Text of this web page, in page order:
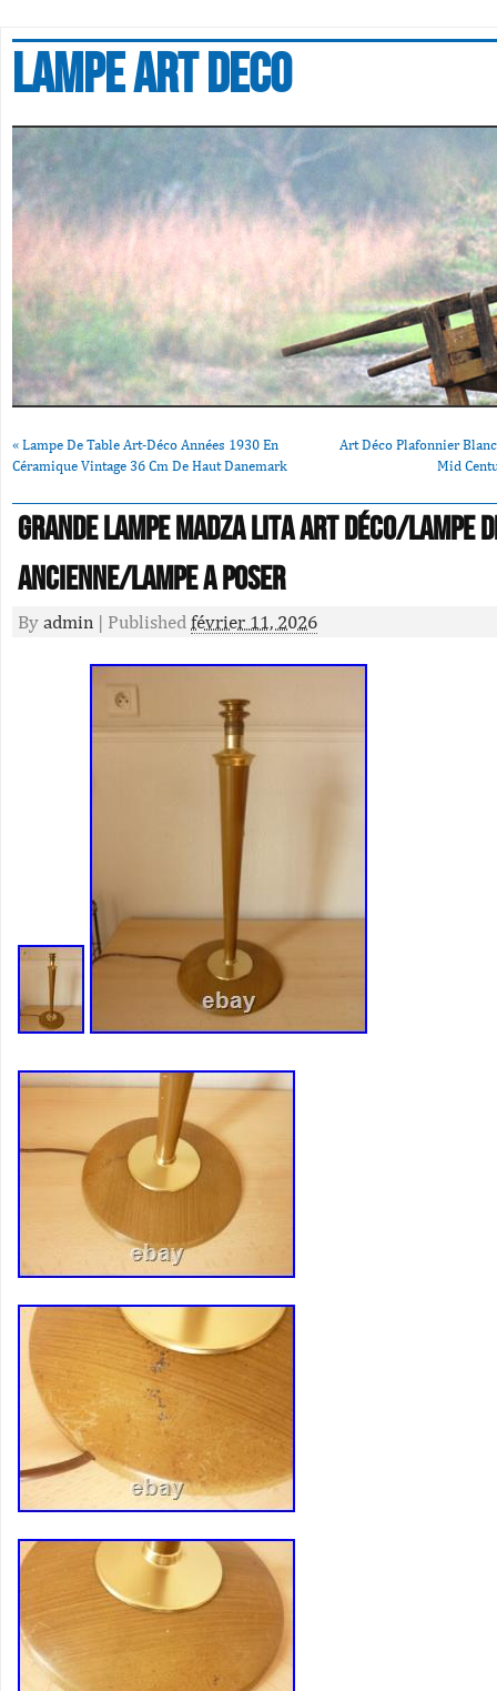
Lampe art deco
« Lampe De Table Art-Déco Années 1930 En
Céramique Vintage 36 Cm De Haut Danemark
Art Déco Plafonnier
Mid
Grande Lampe Madza Lita Art Déco/lampe
ancienne/lampe a poser
By admin | Published février 11, 2026